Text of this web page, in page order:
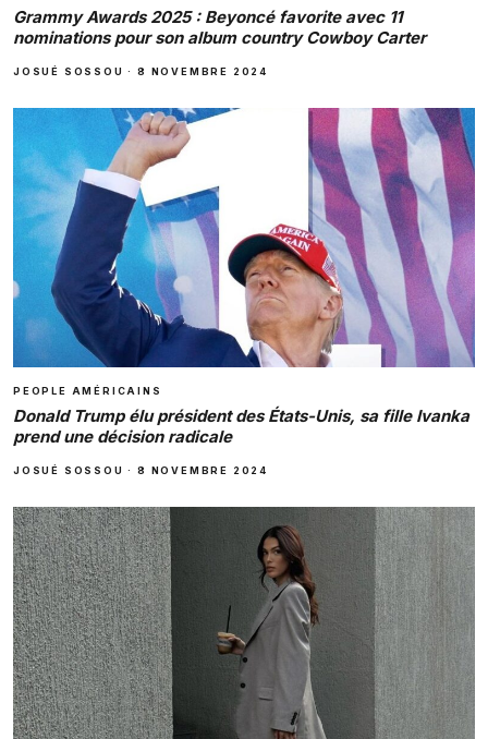
Grammy Awards 2025 : Beyoncé favorite avec 11
nominations pour son album country Cowboy Carter
JOSUÉ SOSSOU ·8 NOVEMBRE 2024
PEOPLE AMÉRICAINS
Donald Trump élu président des États-Unis, sa fille Ivanka
prend une décision radicale
JOSUÉ SOSSOU ·8 NOVEMBRE 2024